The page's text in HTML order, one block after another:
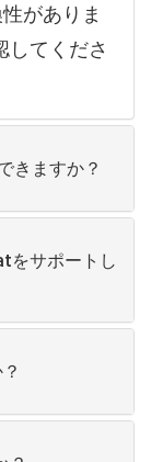
がありま
してくださ
きますか？
をサポートし